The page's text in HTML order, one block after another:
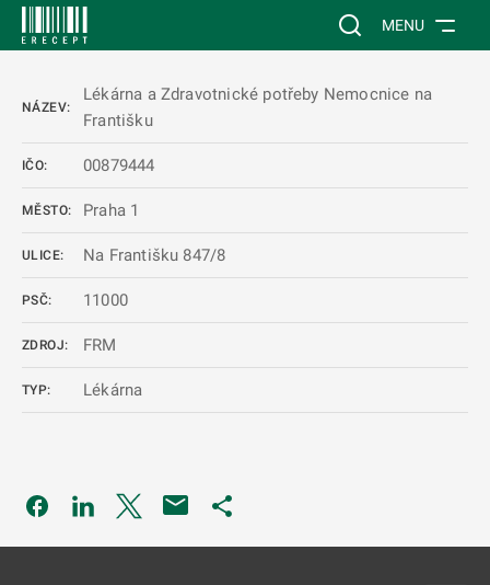
Vyhledávání na
MENU
NÁZEV:
Lékárna a Zdravotnické potřeby Nemocnice na
Františku
IČO: 00879444
MĚSTO: Praha 1
ULICE: Na Františku 847/8
PSČ: 11000
ZDROJ: FRM
TYP: Lékárna
Odkaz se otevře na nové kartě
Odkaz se otevře na nové kartě
Odkaz se otevře na nové kartě